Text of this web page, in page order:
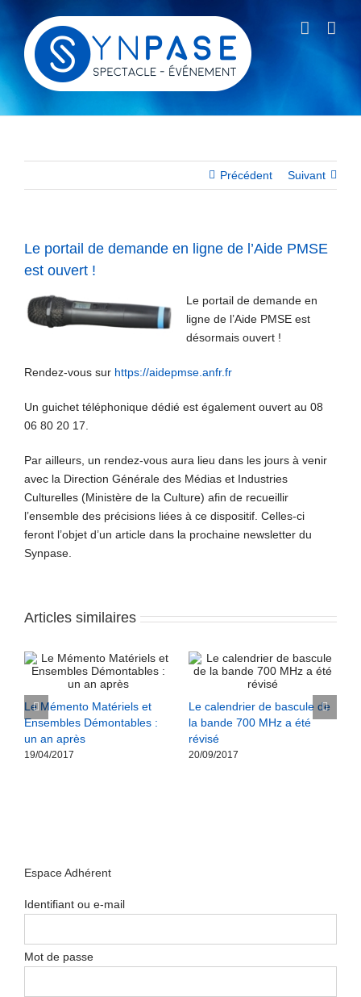
contenu
Précédent Suivant
Le portail de demande en ligne de l’Aide PMSE
est ouvert !
Le portail de demande en
ligne de l’Aide PMSE est
désormais ouvert !
Rendez-vous sur https://aidepmse.anfr.fr
Un guichet téléphonique dédié est également ouvert au 08
06 80 20 17.
Par ailleurs, un rendez-vous aura lieu dans les jours à venir
avec la Direction Générale des Médias et Industries
Culturelles (Ministère de la Culture) afin de recueillir
l’ensemble des précisions liées à ce dispositif. Celles-ci
feront l’objet d’un article dans la prochaine newsletter du
Synpase.
Articles similaires
Le Mémento Matériels et
Ensembles Démontables :
un an après
19/04/2017
Le calendrier de bascule de
la bande 700 MHz a été
révisé
20/09/2017
Espace Adhérent
Identifiant ou e-mail
Mot de passe